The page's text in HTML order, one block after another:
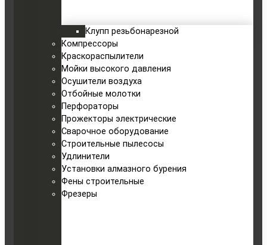
Клупп резьбонарезной
Компрессоры
Краскораспылители
Мойки высокого давления
Осушители воздуха
Отбойные молотки
Перфораторы
Прожекторы электрические
Сварочное оборудование
Строительные пылесосы
Удлинители
Установки алмазного бурения
Фены строительные
Фрезеры